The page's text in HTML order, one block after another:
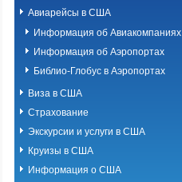
Авиарейсы в США
Информация об Авиакомпаниях
Информация об Аэропортах
Библио-Глобус в Аэропортах
Виза в США
Страхование
Экскурсии и услуги в США
Круизы в США
Информация о США